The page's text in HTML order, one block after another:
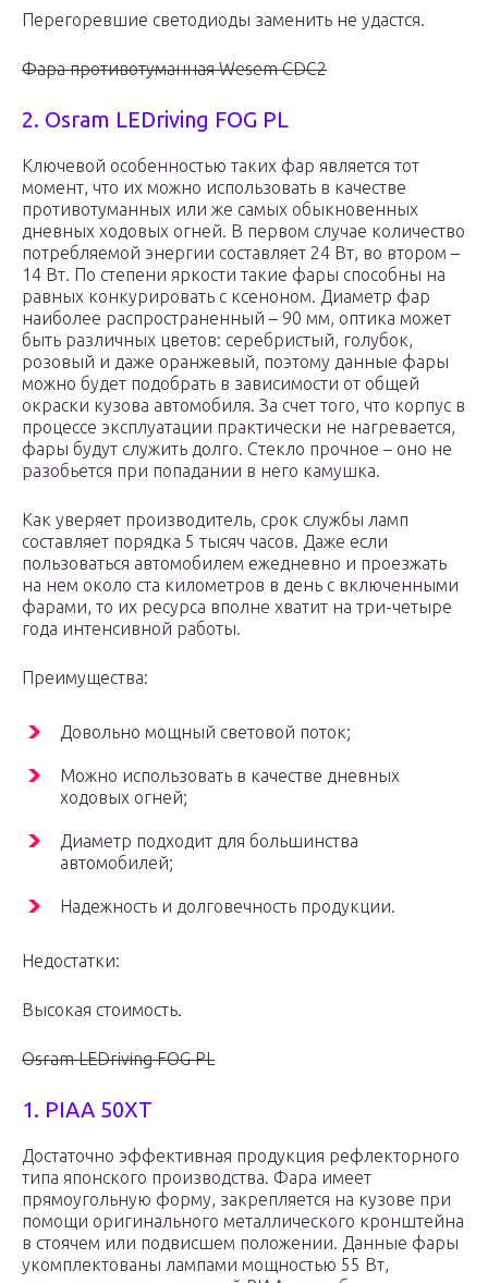
Перегоревшие светодиоды заменить не удастся.
Фара противотуманная Wesem CDC2
2. Osram LEDriving FOG PL
Ключевой особенностью таких фар является тот
момент, что их можно использовать в качестве
противотуманных или же самых обыкновенных
дневных ходовых огней. В первом случае количество
потребляемой энергии составляет 24 Вт, во втором –
14 Вт. По степени яркости такие фары способны на
равных конкурировать с ксеноном. Диаметр фар
наиболее распространенный – 90 мм, оптика может
быть различных цветов: серебристый, голубок,
розовый и даже оранжевый, поэтому данные фары
можно будет подобрать в зависимости от общей
окраски кузова автомобиля. За счет того, что корпус в
процессе эксплуатации практически не нагревается,
фары будут служить долго. Стекло прочное – оно не
разобьется при попадании в него камушка.
Как уверяет производитель, срок службы ламп
составляет порядка 5 тысяч часов. Даже если
пользоваться автомобилем ежедневно и проезжать
на нем около ста километров в день с включенными
фарами, то их ресурса вполне хватит на три-четыре
года интенсивной работы.
Преимущества:
Довольно мощный световой поток;
Можно использовать в качестве дневных
ходовых огней;
Диаметр подходит для большинства
автомобилей;
Надежность и долговечность продукции.
Недостатки:
Высокая стоимость.
Osram LEDriving FOG PL
1. PIAA 50XT
Достаточно эффективная продукция рефлекторного
типа японского производства. Фара имеет
прямоугольную форму, закрепляется на кузове при
помощи оригинального металлического кронштейна
в стоячем или подвисшем положении. Данные фары
укомплектованы лампами мощностью 55 Вт,